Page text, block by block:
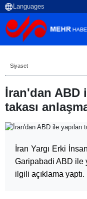
Siyaset
İran'dan ABD
takası
İran Yargı Erki
Garipabadi ABD ile
ilgili açıklama yaptı.